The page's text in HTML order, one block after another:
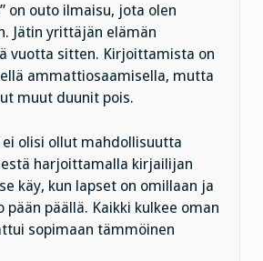
on outo ilmaisu, jota olen
Jätin yrittäjän elämän
vuotta sitten. Kirjoittamista on
ammattiosaamisella, mutta
muut duunit pois.
olisi ollut mahdollisuutta
harjoittamalla kirjailijan
käy, kun lapset on omillaan ja
pään päällä. Kaikki kulkee oman
sopimaan tämmöinen